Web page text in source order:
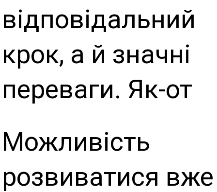
відповідальний
крок, а й значні
переваги. Як-от
Можливість
розвиватися вже